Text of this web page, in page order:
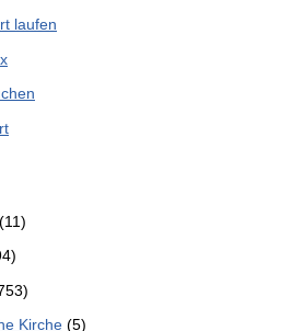
laufen
(11)
Kirche (5)